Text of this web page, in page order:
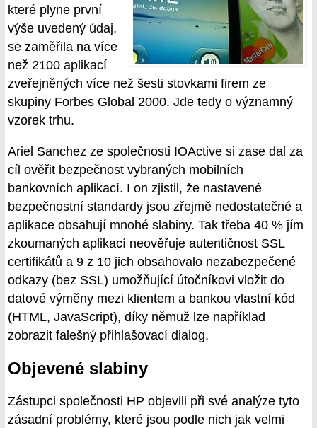
které plyne první
výše uvedený údaj,
se zaměřila na více
než 2100 aplikací
zveřejněných více než šesti stovkami firem ze
skupiny Forbes Global 2000. Jde tedy o významný
vzorek trhu.
Ariel Sanchez ze společnosti IOActive si zase dal za
cíl ověřit bezpečnost vybraných mobilních
bankovních aplikací. I on zjistil, že nastavené
bezpečnostní standardy jsou zřejmě nedostatečné a
aplikace obsahují mnohé slabiny. Tak třeba 40 % jím
zkoumaných aplikací neověřuje autentičnost SSL
certifikátů a 9 z 10 jich obsahovalo nezabezpečené
odkazy (bez SSL) umožňující útočníkovi vložit do
datové výměny mezi klientem a bankou vlastní kód
(HTML, JavaScript), díky němuž lze například
zobrazit falešný přihlašovací dialog.
Objevené slabiny
Zástupci společnosti HP objevili při své analýze tyto
zásadní problémy, které jsou podle nich jak velmi